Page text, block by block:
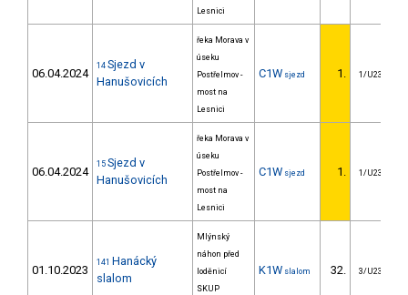
Lesnici
06.04.2024
14 Sjezd v
Hanušovicích
řeka Morava v
úseku
Postřelmov -
most na
Lesnici
C1W sjezd 1. 1/U23
06.04.2024
15 Sjezd v
Hanušovicích
řeka Morava v
úseku
Postřelmov -
most na
Lesnici
C1W sjezd 1. 1/U23
01.10.2023
141 Hanácký
slalom
Mlýnský
náhon před
loděnicí
SKUP
K1W slalom 32. 3/U23